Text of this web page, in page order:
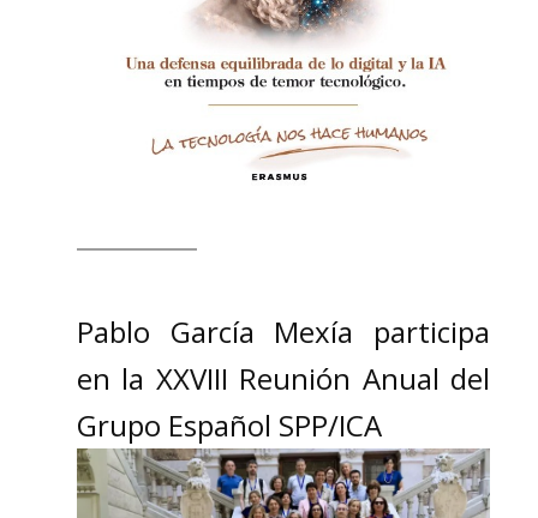
Pablo García Mexía participa
en la XXVIII Reunión Anual del
Grupo Español SPP/ICA